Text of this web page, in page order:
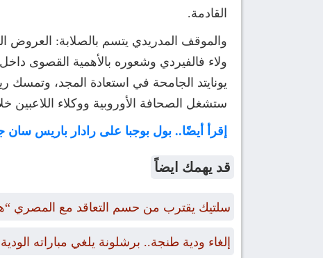
القادمة.
والموقف المدريدي يتسم بالصلابة: العروض
ولاء فالفيردي وشعوره بالأهمية القصوى
يونايتد الجامحة في استعادة المجد، وتمسك
ستشغل الصحافة الأوروبية ووكلاء اللاعبين
إقرأ أيضًا.. بول بوجبا على رادار باريس سان
قد يهمك ايضاً
سلتيك يقترب من حسم التعاقد مع المصري
إلغاء ودية طنجة.. برشلونة يلغي مباراته